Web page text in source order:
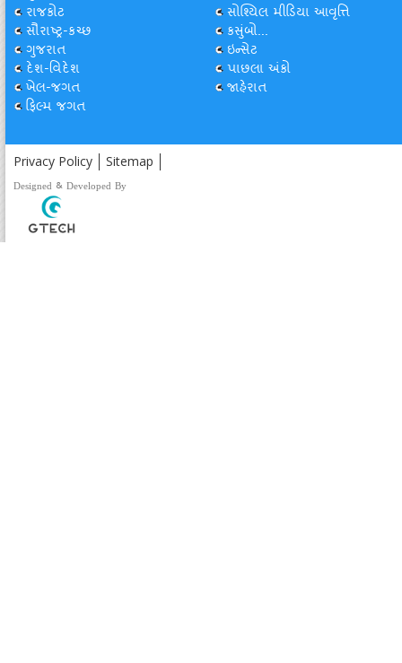
રાજકોટ
સૌરાષ્ટ્ર-કચ્છ
ગુજરાત
દેશ-વિદેશ
ખેલ-જગત
ફિલ્મ જગત
સોશ્યિલ મીડિયા આવૃત્તિ
કસુંબો...
ઇન્સેટ
પાછલા અંકો
જાહેરાત
Privacy Policy Sitemap
Designed & Developed By